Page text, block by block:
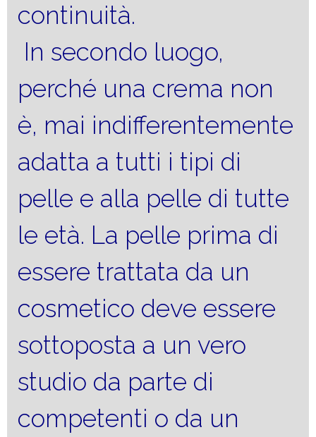
continuità.
In secondo luogo,
perché una crema non
è, mai indifferentemente
adatta a tutti i tipi di
pelle e alla pelle di tutte
le età. La pelle prima di
essere trattata da un
cosmetico deve essere
sottoposta a un vero
studio da parte di
competenti o da un